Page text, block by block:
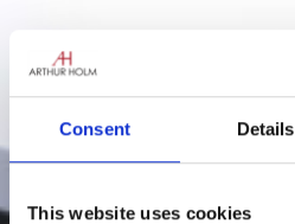
Consent Details
This website uses cookies